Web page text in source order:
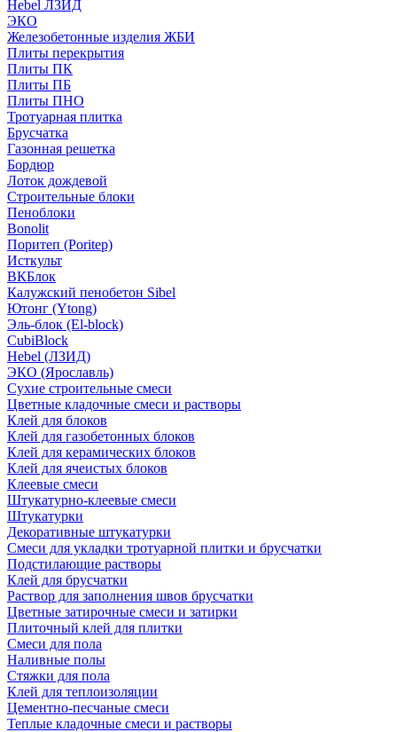
Hebel ЛЗИД
ЭКО
Железобетонные изделия ЖБИ
Плиты перекрытия
Плиты ПК
Плиты ПБ
Плиты ПНО
Тротуарная плитка
Брусчатка
Газонная решетка
Бордюр
Лоток дождевой
Строительные блоки
Пеноблоки
Bonolit
Поритеп (Poritep)
Исткульт
ВКБлок
Калужский пенобетон Sibel
Ютонг (Ytong)
Эль-блок (El-block)
CubiBlock
Hebel (ЛЗИД)
ЭКО (Ярославль)
Сухие строительные смеси
Цветные кладочные смеси и растворы
Клей для блоков
Клей для газобетонных блоков
Клей для керамических блоков
Клей для ячеистых блоков
Клеевые смеси
Штукатурно-клеевые смеси
Штукатурки
Декоративные штукатурки
Смеси для укладки тротуарной плитки и брусчатки
Подстилающие растворы
Клей для брусчатки
Раствор для заполнения швов брусчатки
Цветные затирочные смеси и затирки
Плиточный клей для плитки
Смеси для пола
Наливные полы
Стяжки для пола
Клей для теплоизоляции
Цементно-песчаные смеси
Теплые кладочные смеси и растворы